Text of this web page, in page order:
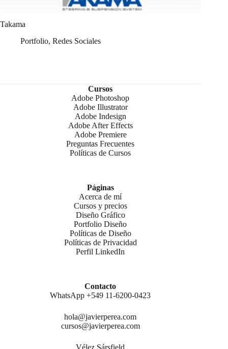
Takama
Portfolio, Redes Sociales
Cursos
Adobe Photoshop
Adobe Illustrator
Adobe Indesign
Adobe After Effects
Adobe Premiere
Preguntas Frecuentes
Políticas de Cursos
Páginas
Acerca de mí
Cursos y precios
Diseño Gráfico
Portfolio Diseño
Políticas de Diseño
Políticas de Privacidad
Perfil LinkedIn
Contacto
WhatsApp +549 11-6200-0423
hola@javierperea.com
cursos@javierperea.com